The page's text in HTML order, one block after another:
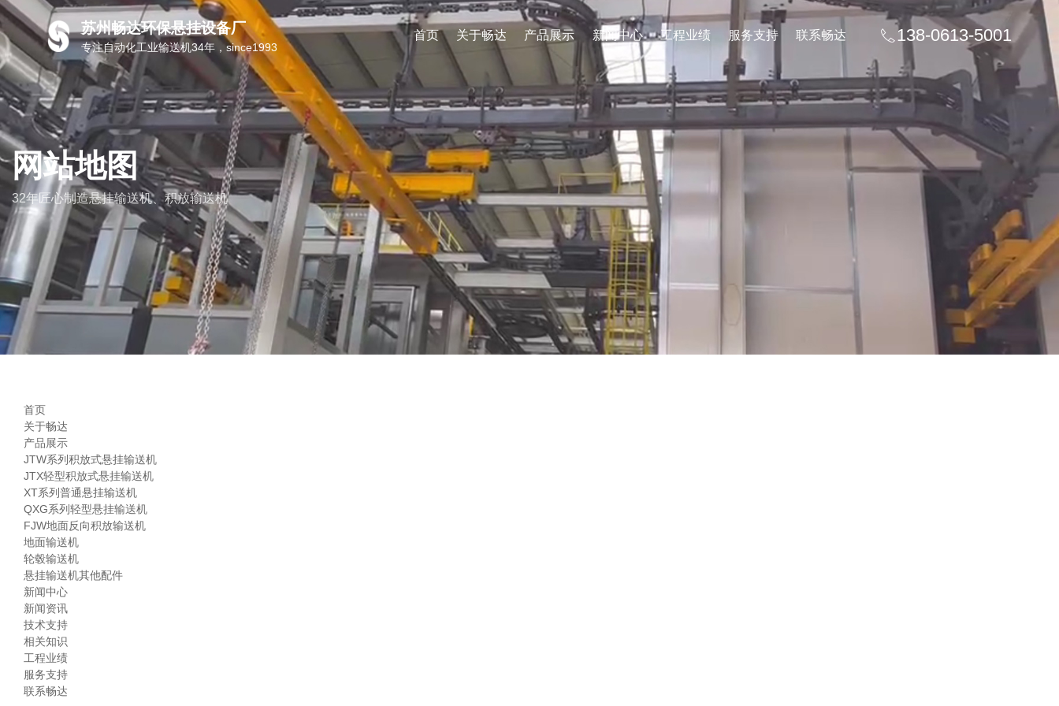
苏州畅达环保悬挂设备厂
专注自动化工业输送机34年，since1993
首页 关于畅达 产品展示 新闻中心 工程业绩 服务支持 联系畅达 138-0613-5001
网站地图
32年匠心制造悬挂输送机、积放输送机
首页
关于畅达
产品展示
JTW系列积放式悬挂输送机
JTX轻型积放式悬挂输送机
XT系列普通悬挂输送机
QXG系列轻型悬挂输送机
FJW地面反向积放输送机
地面输送机
轮毂输送机
悬挂输送机其他配件
新闻中心
新闻资讯
技术支持
相关知识
工程业绩
服务支持
联系畅达